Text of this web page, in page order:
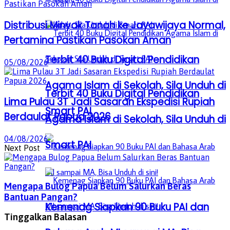
Terbit 40 Buku Digital Pendidikan
Agama Islam di Sekolah, Sila Unduh di
Smart PAI
Kemenag Siapkan 90 Buku PAI dan
Terbit 40 Buku Digital Pendidikan
Agama Islam di Sekolah, Sila Unduh di
Smart PAI
Distribusi Minyak Tanah ke Jayawijaya Normal,
Pertamina Pastikan Pasokan Aman
05/08/2026
Lima Pulau 3T Jadi Sasaran Ekspedisi Rupiah
Berdaulat Papua 2026
04/08/2026
Next Post
Mengapa Bulog Papua Belum Salurkan Beras
Bantuan Pangan?
Tinggalkan Balasan